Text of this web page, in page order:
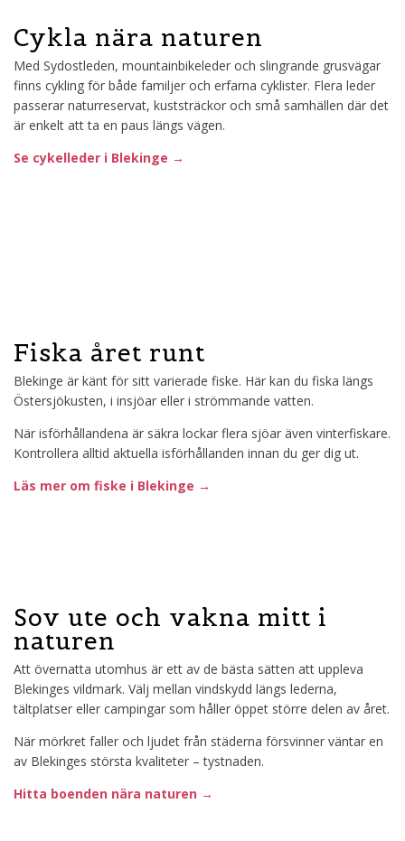
Cykla nära naturen
Med Sydostleden, mountainbikeleder och slingrande grusvägar
finns cykling för både familjer och erfarna cyklister. Flera leder
passerar naturreservat, kuststräckor och små samhällen där det
är enkelt att ta en paus längs vägen.
Se cykelleder i Blekinge →
Fiska året runt
Blekinge är känt för sitt varierade fiske. Här kan du fiska längs
Östersjökusten, i insjöar eller i strömmande vatten.
När isförhållandena är säkra lockar flera sjöar även vinterfiskare.
Kontrollera alltid aktuella isförhållanden innan du ger dig ut.
Läs mer om fiske i Blekinge →
Sov ute och vakna mitt i
naturen
Att övernatta utomhus är ett av de bästa sätten att uppleva
Blekinges vildmark. Välj mellan vindskydd längs lederna,
tältplatser eller campingar som håller öppet större delen av året.
När mörkret faller och ljudet från städerna försvinner väntar en
av Blekinges största kvaliteter – tystnaden.
Hitta boenden nära naturen →